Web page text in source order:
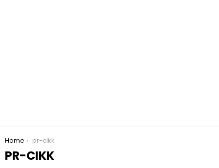
You are here:
Home pr-cikk
PR-CIKK